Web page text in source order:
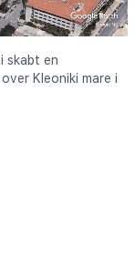
skabt en
Kleoniki mare i